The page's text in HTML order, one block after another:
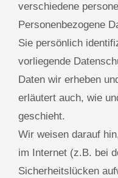
verschiedene
Personenbezogene
Sie persönlich
vorliegende
Daten wir erheben
erläutert auch, wie
geschieht.
Wir weisen darauf
im Internet (z.B. bei
Sicherheitslücken